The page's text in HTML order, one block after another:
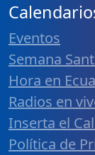
Eventos
Semana
Hora en
Radios en
Inserta el
Política de